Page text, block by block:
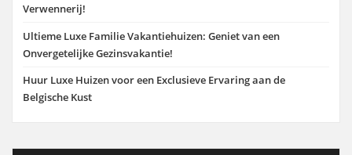
Verwennerij!
Ultieme Luxe Familie Vakantiehuizen: Geniet van een
Onvergetelijke Gezinsvakantie!
Huur Luxe Huizen voor een Exclusieve Ervaring aan de
Belgische Kust